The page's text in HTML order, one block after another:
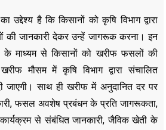
उद्देश्य है कि किसानों को कृषि विभाग द्वारा
की जानकारी देकर उन्हें जागरूक करना। इन
के माध्यम से किसानों को खरीफ फसलों की
मौसम में कृषि विभाग द्वारा संचालित
जाएगी। साथ ही खरीफ में अनुदानित दर पर
फसल अवशेष प्रबंधन के प्रति जागरूकता,
से संबंधित जानकारी, जैविक खेती के